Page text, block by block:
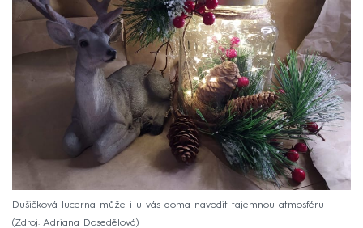
Dušičková lucerna může i u vás doma navodit tajemnou atmosféru
Zdroj: Adriana Dosedělová